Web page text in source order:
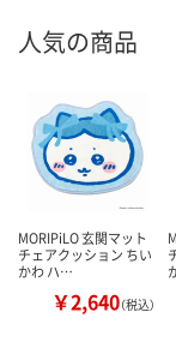
人気の商品
MORIPiLO 玄関マット
チェアクッション ちい
かわ ハ…
￥2,640（税込）